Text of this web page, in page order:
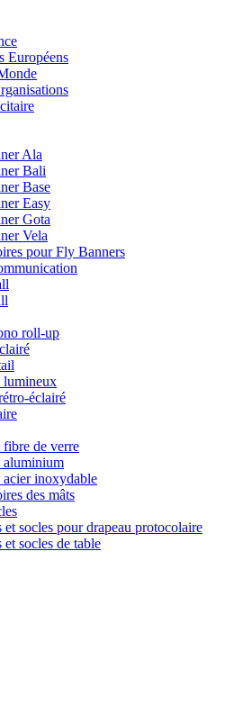
Européens
Ala
Bali
Base
Easy
Gota
Vela
pour Fly Banners
roll-up
lumineux
éclairé
fibre de verre
aluminium
acier inoxydable
des mâts
et socles pour drapeau protocolaire
et socles de table